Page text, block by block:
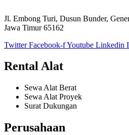
Jl. Embong Turi, Dusun Bunder,
Jawa Timur 65162
Twitter Facebook-fYoutube Linkedin
Rental Alat
Sewa Alat Berat
Sewa Alat Proyek
Surat Dukungan
Perusahaan